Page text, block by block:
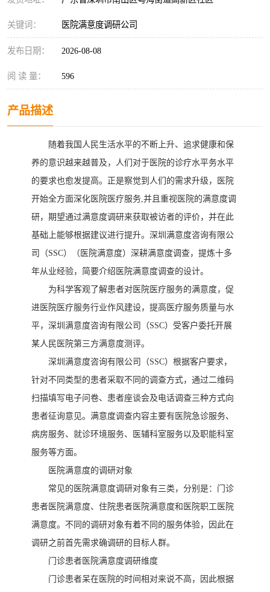
关键词： 医院满意度调研公司
发布日期： 2026-08-08
阅 读 量： 596
产品描述
随着我国人民生活水平的不断上升、追求健康和保
养的意识越来越普及，人们对于医院的诊疗水平务水平
的要求也愈发提高。正是察觉到人们的需求升级，医院
开始全方面深化医院医疗服务,并且重视医院的满意度调
研，期望通过满意度调研来获取被访者的评价，并在此
基础上能够根据建议进行提升。深圳满意度咨询有限公
司（SSC）
（ 医院满意度） 深耕满意度调查，提炼十多
年从业经验，简要介绍医院满意度调查的设计。
为科学客观了解患者对医院医疗服务的满意度，促
进医院医疗服务行业作风建设，提高医疗服务质量与水
平，深圳满意度咨询有限公司（SSC）受客户委托开展
某人民医院第三方满意度测评。
深圳满意度咨询有限公司（SSC）根据客户要求，
针对不同类型的患者采取不同的调查方式，通过二维码
扫描填写电子问卷、患者座谈会及电话调查三种方式向
患者征询意见。满意度调查内容主要有医院急诊服务、
病房服务、就诊环境服务、医辅科室服务以及职能科室
服务等方面。
医院满意度的调研对象
常见的医院满意度调研对象有三类，分别是：门诊
患者医院满意度、住院患者医院满意度和医院职工医院
满意度。不同的调研对象有着不同的服务体验，因此在
调研之前首先需求确调研的目标人群。
门诊患者医院满意度调研维度
门诊患者呆在医院的时间相对来说不高，因此根据